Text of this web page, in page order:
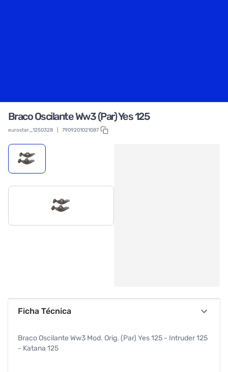
Braco Oscilante Ww3 (Par) Yes 125
eurostar_1250328 7909201021087
Ficha Técnica
Braco Oscilante Ww3 Mod. Orig. (Par) Yes 125 - Intruder 125
- Katana 125